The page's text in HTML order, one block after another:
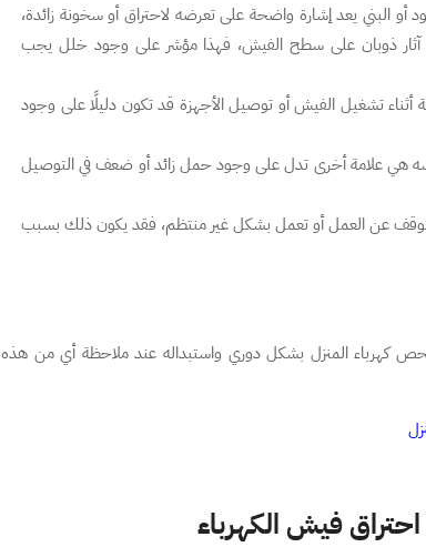
أو البني يعد إشارة واضحة على تعرضه لاحتراق أو سخونة زائدة،
آثار ذوبان على سطح الفيش، فهذا مؤشر على وجود خلل يجب
تشغيل الفيش أو توصيل الأجهزة قد تكون دليلًا على وجود
هي علامة أخرى تدل على وجود حمل زائد أو ضعف في التوصيل
تتوقف عن العمل أو تعمل بشكل غير منتظم، فقد يكون ذلك بسبب
كهرباء المنزل بشكل دوري واستبداله عند ملاحظة أي من هذه
احتراق فيش الكهرباء